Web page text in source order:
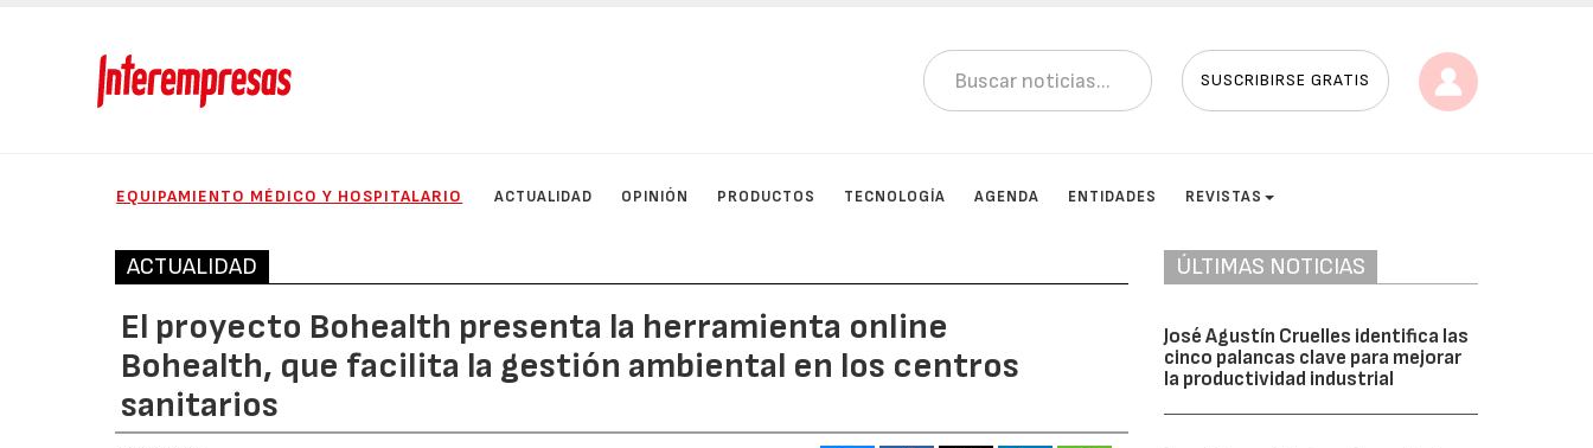
SUSCRIBIRSE GRATIS
EQUIPAMIENTO MÉDICO Y HOSPITALARIO ACTUALIDAD OPINIÓN PRODUCTOS TECNOLOGÍA AGENDA ENTIDADES REVISTAS
ACTUALIDAD
El proyecto Bohealth presenta la herramienta online
Bohealth, que facilita la gestión ambiental en los centros
sanitarios
ÚLTIMAS NOTICIAS
José Agustín Cruelles identifica las
cinco palancas clave para mejorar
la productividad industrial